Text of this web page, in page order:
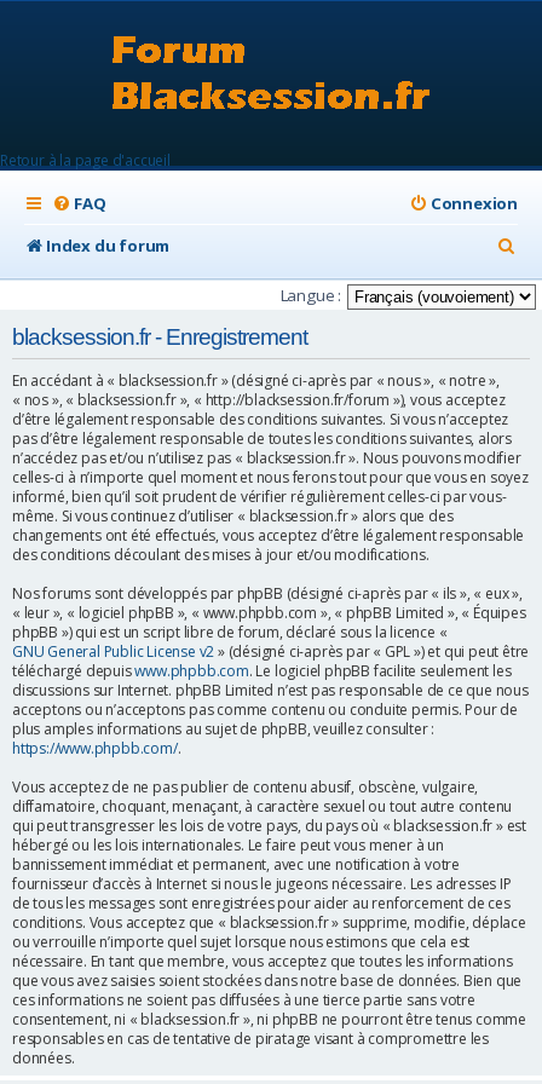
Retour à la page d'accueil
FAQ
Connexion
Index du forum
e
c
c
h
Langue :
blacksession.fr - Enregistrement
En accédant à « blacksession.fr » (désigné ci-après par « nous », « notre »,
« nos », « blacksession.fr », « http://blacksession.fr/forum »), vous acceptez
d’être légalement responsable des conditions suivantes. Si vous n’acceptez
pas d’être légalement responsable de toutes les conditions suivantes, alors
n’accédez pas et/ou n’utilisez pas « blacksession.fr ». Nous pouvons modifier
celles-ci à n’importe quel moment et nous ferons tout pour que vous en soyez
informé, bien qu’il soit prudent de vérifier régulièrement celles-ci par vous-
même. Si vous continuez d’utiliser « blacksession.fr » alors que des
changements ont été effectués, vous acceptez d’être légalement responsable
des conditions découlant des mises à jour et/ou modifications.
Nos forums sont développés par phpBB (désigné ci-après par « ils », « eux »,
« leur », « logiciel phpBB », « www.phpbb.com », « phpBB Limited », « Équipes
phpBB ») qui est un script libre de forum, déclaré sous la licence «
GNU General Public License v2» (désigné ci-après par « GPL ») et qui peut être
téléchargé depuiswww.phpbb.com. Le logiciel phpBB facilite seulement les
discussions sur Internet. phpBB Limited n’est pas responsable de ce que nous
acceptons ou n’acceptons pas comme contenu ou conduite permis. Pour de
plus amples informations au sujet de phpBB, veuillez consulter :
https://www.phpbb.com/.
Vous acceptez de ne pas publier de contenu abusif, obscène, vulgaire,
diffamatoire, choquant, menaçant, à caractère sexuel ou tout autre contenu
qui peut transgresser les lois de votre pays, du pays où « blacksession.fr » est
hébergé ou les lois internationales. Le faire peut vous mener à un
bannissement immédiat et permanent, avec une notification à votre
fournisseur d’accès à Internet si nous le jugeons nécessaire. Les adresses IP
de tous les messages sont enregistrées pour aider au renforcement de ces
conditions. Vous acceptez que « blacksession.fr » supprime, modifie, déplace
ou verrouille n’importe quel sujet lorsque nous estimons que cela est
nécessaire. En tant que membre, vous acceptez que toutes les informations
que vous avez saisies soient stockées dans notre base de données. Bien que
ces informations ne soient pas diffusées à une tierce partie sans votre
consentement, ni « blacksession.fr », ni phpBB ne pourront être tenus comme
responsables en cas de tentative de piratage visant à compromettre les
données.